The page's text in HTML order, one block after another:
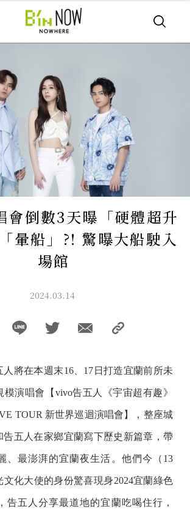
會倒數3天曝「硬體超升
暈船」?! 驚曝大船駛入
場館
2024.03.14
人將在本週末16、17日打造宜蘭前所未
演唱會【vivo告五人《宇宙超有趣》
TOUR 新世界巡迴演唱會】，整座城
告五人在家鄉宜蘭寫下歷史新篇章，帶
、最澎湃的宜蘭夜生活。他們今（13
文化大使的身份驚喜現身2024宜蘭綠色
告五人分享最道地的宜蘭吃喝住行，